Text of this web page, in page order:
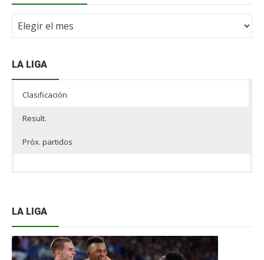
Archivo
LA LIGA
Clasificación
Result.
Próx. partidos
LA LIGA